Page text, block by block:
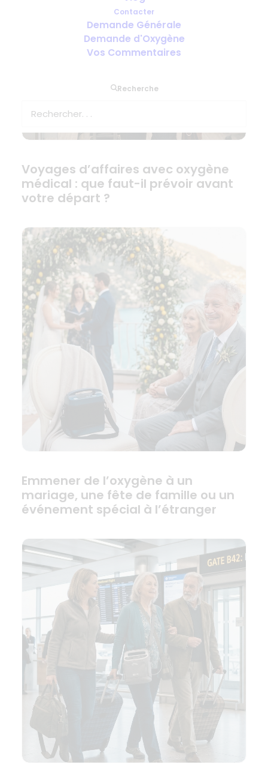
Contacter
Demande Générale
Demande d'Oxygène
Vos Commentaires
Recherche
Voyages d’affaires avec oxygène
médical : que faut-il prévoir avant
votre départ ?
Emmener de l’oxygène à un
mariage, une fête de famille ou un
événement spécial à l’étranger